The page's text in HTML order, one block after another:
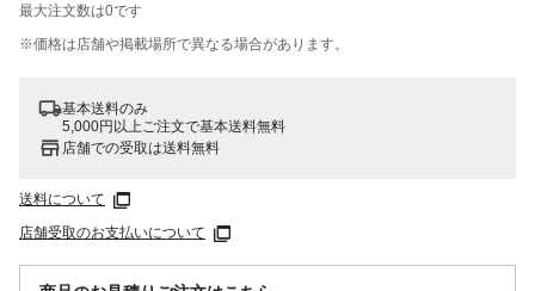
最大注文数は0です
※価格は​店舗や​掲載場所で​異なる​場合が​あります。
基本送料のみ
5,000円以上ご注文で基本送料無料
店舗での受取は送料無料
送料について
店舗受取のお支払いについて